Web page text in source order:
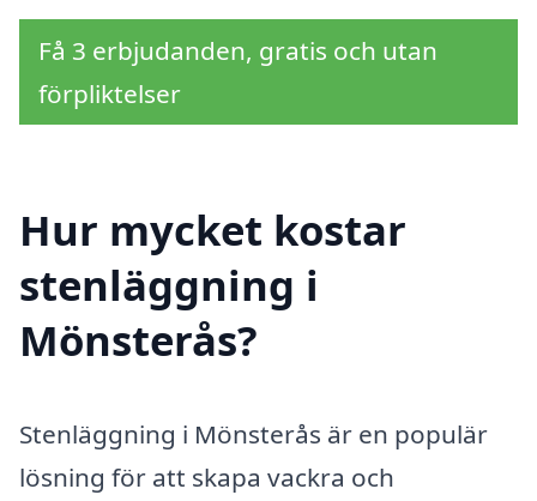
Få 3 erbjudanden, gratis och utan
förpliktelser
Hur mycket kostar
stenläggning i
Mönsterås?
Stenläggning i Mönsterås är en populär
lösning för att skapa vackra och